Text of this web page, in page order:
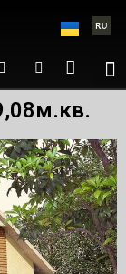
phone